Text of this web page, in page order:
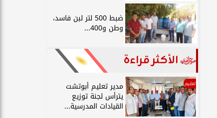
ضبط 500 لتر لبن فاسد،
وطن و400...
الأكثر قراءة
تعليم مدير تعليم أبوتشت
يترأس لجنة توزيع
القيادات المدرسية...